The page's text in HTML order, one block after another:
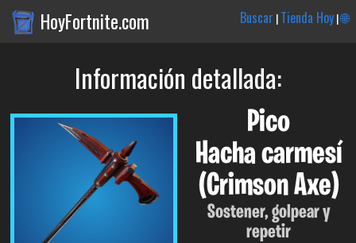
HoyFortnite.com Buscar |Tienda Hoy|🌐
Información detallada:
Pico
Hacha carmesí
(Crimson Axe)
Sostener, golpear y
repetir